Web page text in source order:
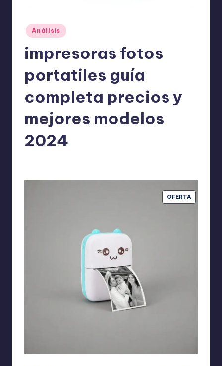
Publicado
en
Análisis
impresoras fotos
portatiles guía
completa precios y
mejores modelos
2024
OFERTA
EN